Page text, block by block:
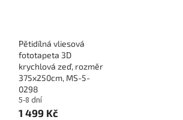
Pětidílná vliesová
fototapeta 3D
krychlová zeď, rozměr
375x250cm, MS-5-
0298
5-8 dní
1 499 Kč